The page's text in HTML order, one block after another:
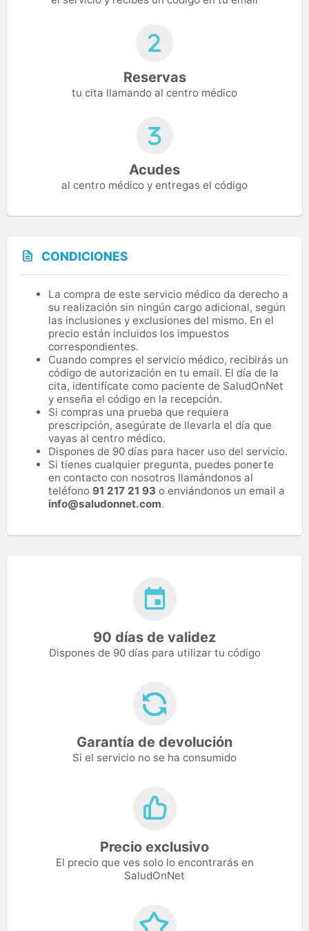
Reservas
tu cita llamando al centro médico
Acudes
al centro médico y entregas el código
CONDICIONES
La compra de este servicio médico da derecho a
su realización sin ningún cargo adicional, según
las inclusiones y exclusiones del mismo. En el
precio están incluidos los impuestos
correspondientes.
Cuando compres el servicio médico, recibirás un
código de autorización en tu email. El día de la
cita, identifícate como paciente de SaludOnNet
y enseña el código en la recepción.
Si compras una prueba que requiera
prescripción, asegúrate de llevarla el día que
vayas al centro médico.
Dispones de 90 días para hacer uso del servicio.
Si tienes cualquier pregunta, puedes ponerte
en contacto con nosotros llamándonos al
teléfono 91 217 21 93 o enviándonos un email a
info@saludonnet.com.
90 días de validez
Dispones de 90 días para utilizar tu código
Garantía de devolución
Si el servicio no se ha consumido
Precio exclusivo
El precio que ves solo lo encontrarás en
SaludOnNet